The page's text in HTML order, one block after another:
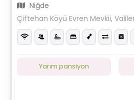
Niğde
Çiftehan Köyü Evren Mevkii,
Yarım pansiyon